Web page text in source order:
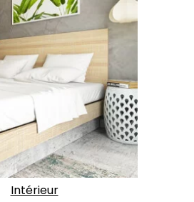
Intérieur